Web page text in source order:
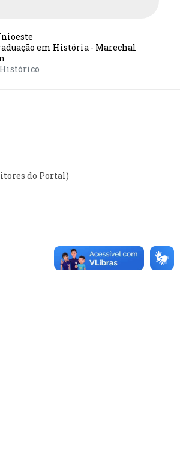
em História - Marechal
Histórico
do Portal)